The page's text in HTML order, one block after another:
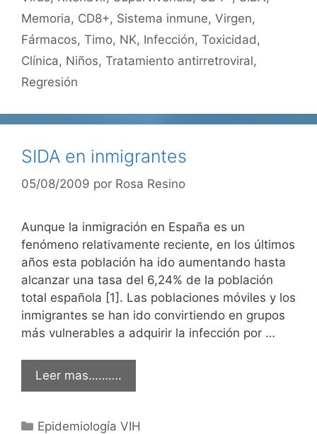
Memoria, CD8+, Sistema inmune, Virgen,
Fármacos, Timo, NK, Infección, Toxicidad,
Clínica, Niños, Tratamiento antirretroviral,
Regresión
SIDA en inmigrantes
05/08/2009 por Rosa Resino
Aunque la inmigración en España es un
fenómeno relativamente reciente, en los últimos
años esta población ha ido aumentando hasta
alcanzar una tasa del 6,24% de la población
total española [1]. Las poblaciones móviles y los
inmigrantes se han ido convirtiendo en grupos
más vulnerables a adquirir la infección por …
Leer mas……….
Categorías
Epidemiología VIH